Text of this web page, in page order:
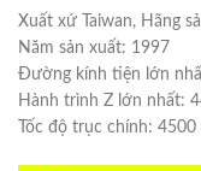
Xuất xứ Taiwan, Hãng
Năm sản xuất: 1997
Đường kính tiện lớn
Hành trình Z lớn nhất:
Tốc độ trục chính: